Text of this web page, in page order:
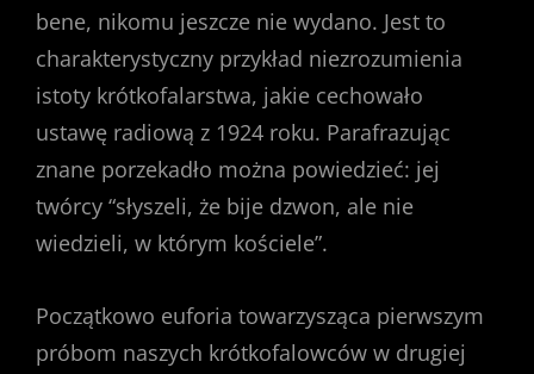
bene, nikomu jeszcze nie wydano. Jest to
charakterystyczny przykład niezrozumienia
istoty krótkofalarstwa, jakie cechowało
ustawę radiową z 1924 roku. Parafrazując
znane porzekadło można powiedzieć: jej
twórcy “słyszeli, że bije dzwon, ale nie
wiedzieli, w którym kościele”.
Początkowo euforia towarzysząca pierwszym
próbom naszych krótkofalowców w drugiej